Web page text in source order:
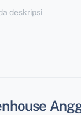
deskripsi